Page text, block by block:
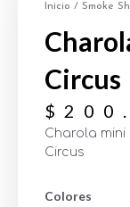
Inicio / Smoke
Circus
$
Charola mini
Circus
Colores